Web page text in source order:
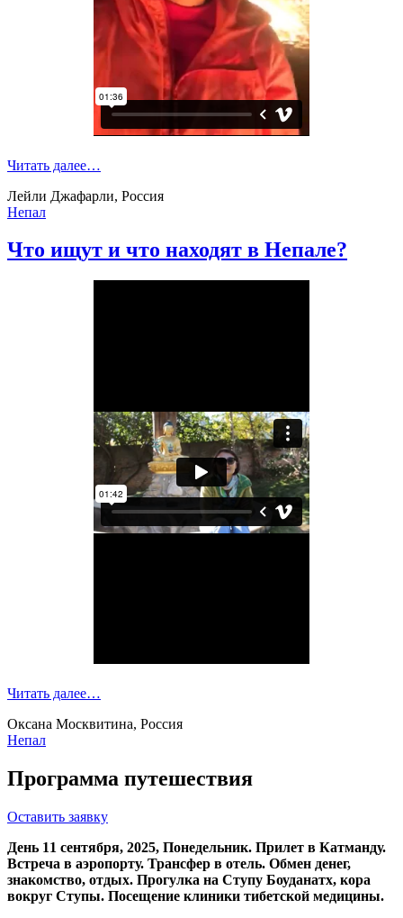
Читать далее…
Лейли Джафарли, Россия
Непал
Что ищут и что находят в Непале?
Читать далее…
Оксана Москвитина, Россия
Непал
Программа путешествия
Оставить заявку
День 11 сентября, 2025, Понедельник. Прилет в Катманду.
Встреча в аэропорту. Трансфер в отель. Обмен денег,
знакомство, отдых. Прогулка на Ступу Боуданатх, кора
вокруг Ступы. Посещение клиники тибетской медицины.